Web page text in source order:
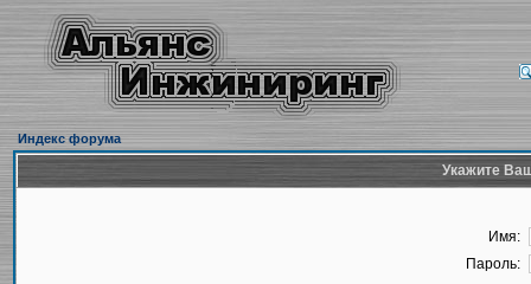
Индекс форума
Укажите
Имя:
Пароль: